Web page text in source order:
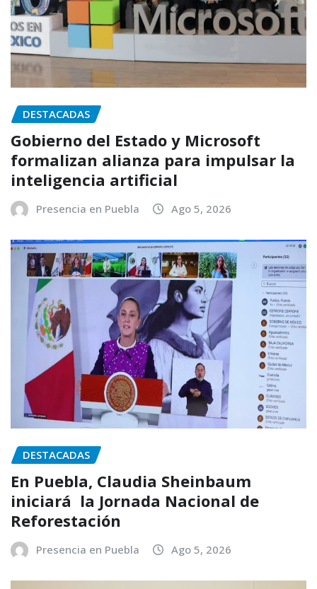
DESTACADAS
Gobierno del Estado y Microsoft
formalizan alianza para impulsar la
inteligencia artificial
Presencia en Puebla Ago 5, 2026
DESTACADAS
En Puebla, Claudia Sheinbaum
iniciará la Jornada Nacional de
Reforestación
Presencia en Puebla Ago 5, 2026